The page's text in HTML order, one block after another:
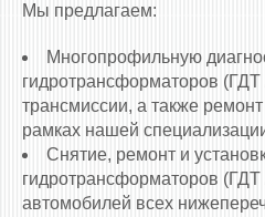
Мы предлагаем:
Многопрофильную
гидротрансформаторов (ГДТ
трансмиссии, а также
рамках нашей
Снятие, ремонт и
гидротрансформаторов (ГДТ
автомобилей всех